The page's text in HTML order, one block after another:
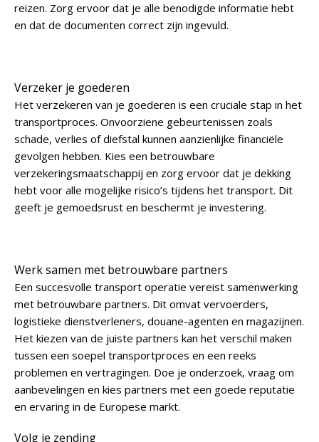
reizen. Zorg ervoor dat je alle benodigde informatie hebt
en dat de documenten correct zijn ingevuld.
Verzeker je goederen
Het verzekeren van je goederen is een cruciale stap in het
transportproces. Onvoorziene gebeurtenissen zoals
schade, verlies of diefstal kunnen aanzienlijke financiële
gevolgen hebben. Kies een betrouwbare
verzekeringsmaatschappij en zorg ervoor dat je dekking
hebt voor alle mogelijke risico’s tijdens het transport. Dit
geeft je gemoedsrust en beschermt je investering.
Werk samen met betrouwbare partners
Een succesvolle transport operatie vereist samenwerking
met betrouwbare partners. Dit omvat vervoerders,
logistieke dienstverleners, douane-agenten en magazijnen.
Het kiezen van de juiste partners kan het verschil maken
tussen een soepel transportproces en een reeks
problemen en vertragingen. Doe je onderzoek, vraag om
aanbevelingen en kies partners met een goede reputatie
en ervaring in de Europese markt.
Volg je zending